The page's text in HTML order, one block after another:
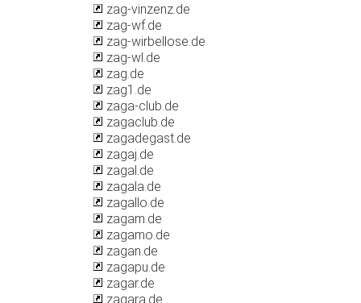
zag-vinzenz.de
zag-wf.de
zag-wirbellose.de
zag-wl.de
zag.de
zag1.de
zaga-club.de
zagaclub.de
zagadegast.de
zagaj.de
zagal.de
zagala.de
zagallo.de
zagam.de
zagamo.de
zagan.de
zagapu.de
zagar.de
zagara.de